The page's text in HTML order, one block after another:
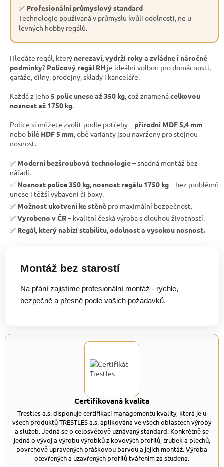
✅ Profesionální průmyslový standard
Technologie používaná v průmyslu kvůli odolnosti, ne u
levných hobby regálů.
Hledáte regál, který nerezaví, vydrží roky a zvládne i náročné
podmínky? Policový regál RH je ideální volbou pro domácnosti,
garáže, dílny, prodejny, sklady i kanceláře.
Každá z jeho5 polic unese až 350 kg, což znamenácelkovou
nosnost až 1750 kg.
Police si můžete zvolit podle potřeby – přírodní MDF 5,4 mm
nebo bílé HDF 5 mm, obě varianty jsou navrženy pro stejnou
nosnost.
✅ Moderní bezšroubová technologie– snadná montáž bez
nářadí.
✅ Nosnost police 350 kg, nosnost regálu 1750 kg– bez problémů
unese i těžší vybavení či boxy.
✅ Možnost ukotvení ke stěně pro maximální bezpečnost.
✅Vyrobeno v ČR– kvalitní česká výroba s dlouhou životností.
✅ Regál, který nabízí stabilitu, odolnost a vysokou nosnost.
Montáž bez starostí
Na přání zajistíme profesionální montáž - rychle,
bezpečně a přesně podle vašich požadavků.
Certifikovaná kvalita
Trestles a.s. disponuje certifikací managementu kvality, která je u
všech produktů TRESTLES a.s. aplikována ve všech oblastech výroby
a služeb. Jedná se o celosvětově uznávaný standard. Konkrétně se
jedná o vývoj a výrobu výrobků z kovových profilů, trubek a plechů,
povrchově upravených práškovou barvou a jejich montáž. Výroba
otevřených a uzavřených profilů tvářením za studena.